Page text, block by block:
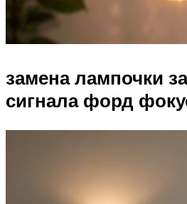
замена лампочки
сигнала форд